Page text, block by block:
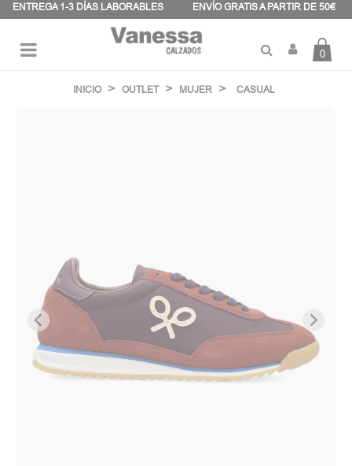
ENTREGA 1-3 DÍAS LABORABLES ENVÍO GRATIS A PARTIR DE 50€
palanca
0
INICIO OUTLET MUJER CASUAL
Panel de gestión de cookies